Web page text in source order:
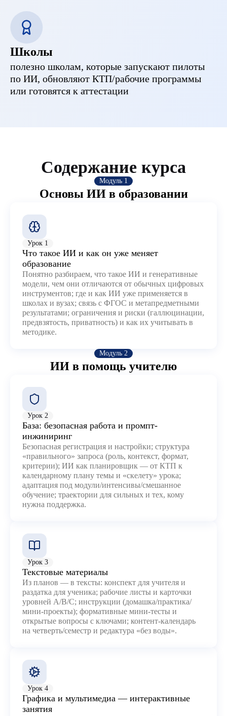
Школы
полезно школам, которые запускают пилоты
по ИИ, обновляют КТП/рабочие программы
или готовятся к аттестации
Содержание курса
Модуль 1
Основы ИИ в образовании
Урок 1
Что такое ИИ и как он уже меняет
образование
Понятно разбираем, что такое ИИ и генеративные
модели, чем они отличаются от обычных цифровых
инструментов; где и как ИИ уже применяется в
школах и вузах; связь с ФГОС и метапредметными
результатами; ограничения и риски (галлюцинации,
предвзятость, приватность) и как их учитывать в
методике.
Модуль 2
ИИ в помощь учителю
Урок 2
База: безопасная работа и промпт-
инжиниринг
Безопасная регистрация и настройки; структура
«правильного» запроса (роль, контекст, формат,
критерии); ИИ как планировщик — от КТП к
календарному плану темы и «скелету» урока;
адаптация под модули/интенсивы/смешанное
обучение; траектории для сильных и тех, кому
нужна поддержка.
Урок 3
Текстовые материалы
Из планов — в тексты: конспект для учителя и
раздатка для ученика; рабочие листы и карточки
уровней A/B/C; инструкции (домашка/практика/
мини-проекты); формативные мини-тесты и
открытые вопросы с ключами; контент-календарь
на четверть/семестр и редактура «без воды».
Урок 4
Графика и мультимедиа — интерактивные
занятия